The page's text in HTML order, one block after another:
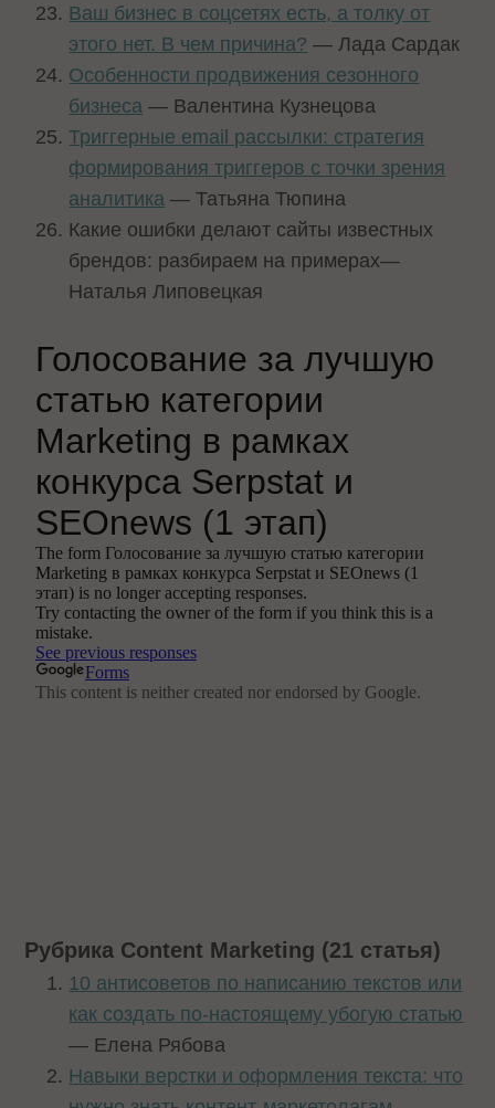
Ваш бизнес в соцсетях есть, а толку от
этого нет. В чем причина? — Лада Сардак
Особенности продвижения сезонного
бизнеса — Валентина Кузнецова
Триггерные email рассылки: стратегия
формирования триггеров с точки зрения
аналитика — Татьяна Тюпина
Какие ошибки делают сайты известных
брендов: разбираем на примерах—
Наталья Липовецкая
Рубрика Content Marketing (21 статья)
10 антисоветов по написанию текстов или
как создать по-настоящему убогую статью
— Елена Рябова
Навыки верстки и оформления текста: что